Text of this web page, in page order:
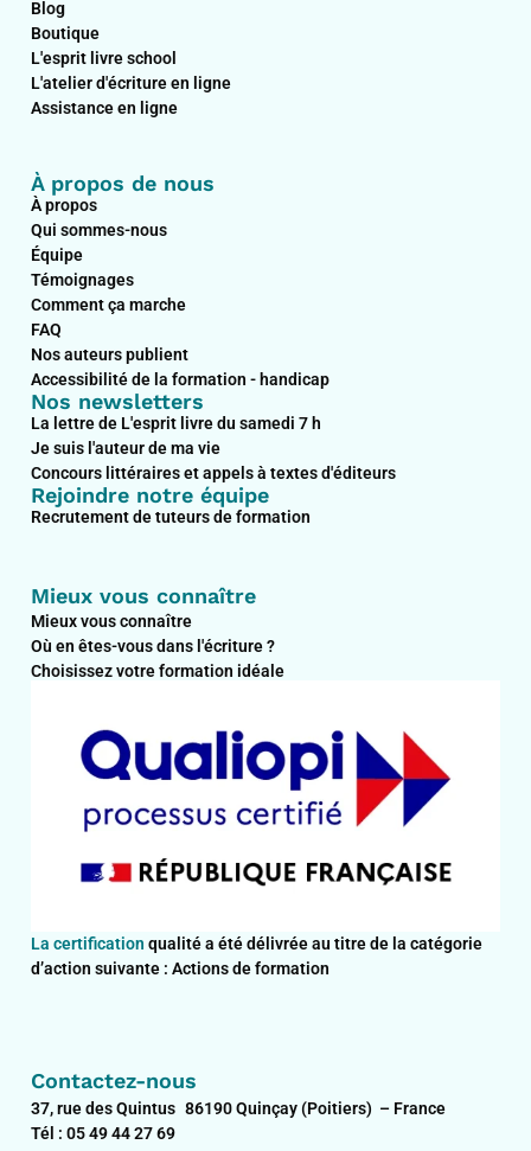
b
o
k
n
r
a
m
Blog
Boutique
L'esprit livre school
L'atelier d'écriture en ligne
Assistance en ligne
À propos de nous
À propos
Qui sommes-nous
Équipe
Témoignages
Comment ça marche
FAQ
Nos auteurs publient
Accessibilité de la formation - handicap
Nos newsletters
La lettre de L'esprit livre du samedi 7 h
Je suis l'auteur de ma vie
Concours littéraires et appels à textes d'éditeurs
Rejoindre notre équipe
Recrutement de tuteurs de formation
Mieux vous connaître
Mieux vous connaître
Où en êtes-vous dans l'écriture ?
Choisissez votre formation idéale
La certificationqualité a été délivrée au titre de la catégorie
d’action suivante : Actions de formation
Contactez-nous
37, rue des Quintus 86190 Quinçay (Poitiers) – France
Tél : 05 49 44 27 69